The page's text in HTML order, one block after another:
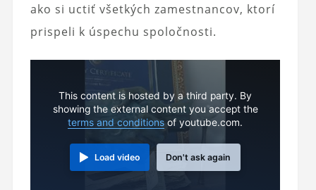
ako si uctiť všetkých zamestnancov, ktorí
prispeli k úspechu spoločnosti.
This content is hosted by a third party. By
showing the external content you accept the
terms and conditions of youtube.com.
Load video Don't ask again